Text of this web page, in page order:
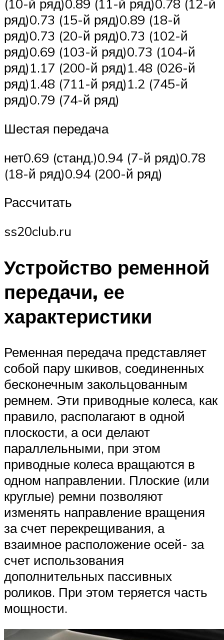
(10-й ряд)0.89 (11-й ряд)0.78 (12-й
ряд)0.73 (15-й ряд)0.89 (18-й
ряд)0.73 (20-й ряд)0.73 (102-й
ряд)0.69 (103-й ряд)0.73 (104-й
ряд)1.17 (200-й ряд)1.48 (026-й
ряд)1.48 (711-й ряд)1.2 (745-й
ряд)0.79 (74-й ряд)
Шестая передача
нет0.69 (станд.)0.94 (7-й ряд)0.78
(18-й ряд)0.94 (200-й ряд)
Рассчитать
ss20club.ru
Устройство ременной
передачи, ее
характеристики
Ременная передача представляет
собой пару шкивов, соединенных
бесконечным закольцованным
ремнем. Эти приводные колеса, как
правило, располагают в одной
плоскости, а оси делают
параллельными, при этом
приводные колеса вращаются в
одном направлении. Плоские (или
круглые) ремни позволяют
изменять направление вращения
за счет перекрещивания, а
взаимное расположение осей- за
счет использования
дополнительных пассивных
роликов. При этом теряется часть
мощности.